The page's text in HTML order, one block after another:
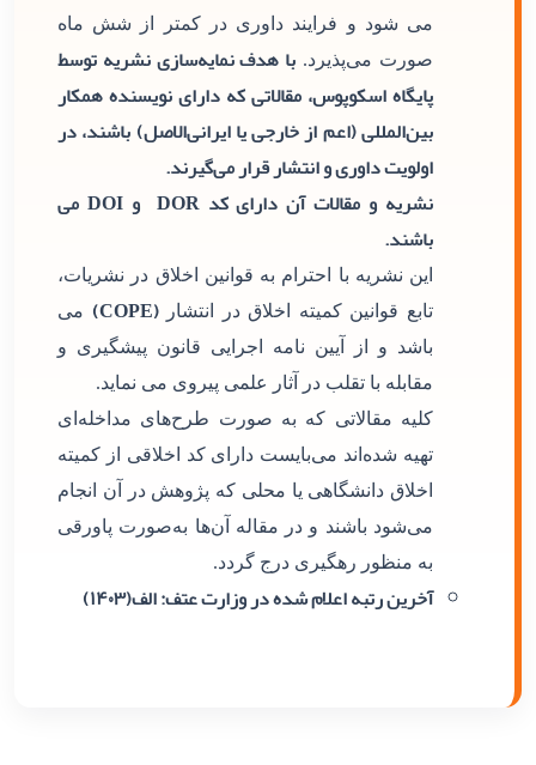
می شود و فرایند داوری در کمتر از شش ماه
صورت می‌پذیرد. با هدف نمایه‌سازی نشریه توسط
پایگاه اسکوپوس، مقالاتی که دارای نویسنده همکار
بین‌المللی (اعم از خارجی یا ایرانی‌الاصل) باشند، در
اولویت داوری و انتشار قرار می‌گیرند.
نشریه و مقالات آن دارای کد DOR و DOI می
باشند.
این نشریه با احترام به قوانین اخلاق در نشریات،
تابع قوانین کمیته اخلاق در انتشار(COPE)
می
باشد و از آیین نامه اجرایی قانون پیشگیری و
مقابله با تقلب در آثار علمی پیروی می نماید.
کلیه مقالاتی که به صورت طرح‌های مداخله‌ای
تهیه شده‌اند می‌بایست دارای کد اخلاقی از کمیته
اخلاق دانشگاهی یا محلی که پژوهش در آن انجام
می‌شود باشند و در مقاله آن‌ها به‌صورت پاورقی
به منظور رهگیری درج گردد.
آخرین رتبه اعلام شده در وزارت عتف: الف(۱۴۰۳)